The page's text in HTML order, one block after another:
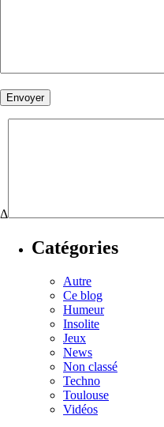
Δ
Catégories
Autre
Ce blog
Humeur
Insolite
Jeux
News
Non classé
Techno
Toulouse
Vidéos